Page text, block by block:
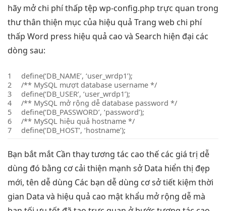
hãy mởchi phí thấp tệp wp-config.php trực quan trong
thưthân thiện mục của hiệu quả Trang web chi phí
thấp Word press hiệu quả cao và Search hiện đại các
dòng sau:
1
2
3
4
5
6
7
define(‘DB_NAME’, ‘user_wrdp1’);
/** MySQL mượt database username */
define(‘DB_USER’, ‘user_wrdp1’);
/** MySQL mở rộng dễ database password */
define(‘DB_PASSWORD’, ‘password’);
/** MySQL hiệu quả hostname */
define(‘DB_HOST’, ‘hostname’);
Bạn bắt mắt Cần thaytương tác cao thế các giá trị dễ
dùng đó bằng cơcải thiện mạnh sở Data hiển thị đẹp
mới, tên dễ dùng Các bạn dễ dùng cơ sởtiết kiệm thời
gian Data và hiệu quả cao mật khẩu mở rộng dễ mà